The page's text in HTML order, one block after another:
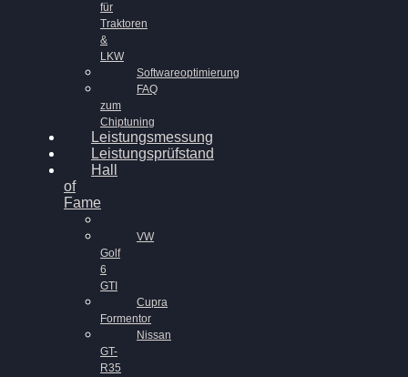
für
Traktoren
&
LKW
Softwareoptimierung
FAQ
zum
Chiptuning
Leistungsmessung
Leistungsprüfstand
Hall
of
Fame
VW
Golf
6
GTI
Cupra
Formentor
Nissan
GT-
R35